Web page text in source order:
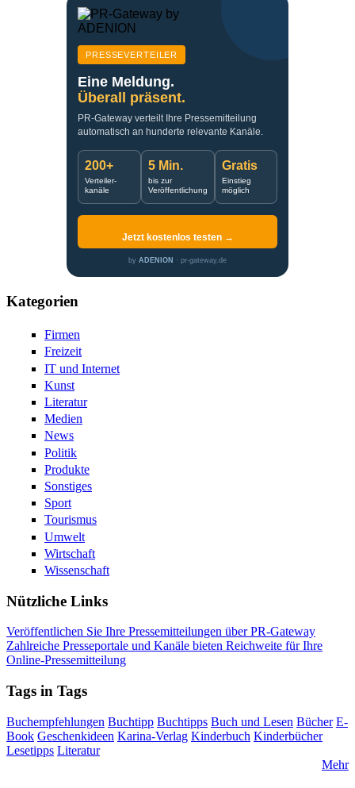
PRESSEVERTEILER
Eine Meldung.
Überall präsent.
PR-Gateway verteilt Ihre Pressemitteilung
automatisch an hunderte relevante Kanäle.
200+
Verteiler-
kanäle
5 Min.
bis zur
Veröffentlichung
Gratis
Einstieg
möglich
Jetzt kostenlos testen →
by ADENION · pr-gateway.de
Kategorien
Firmen
Freizeit
IT und Internet
Kunst
Literatur
Medien
News
Politik
Produkte
Sonstiges
Sport
Tourismus
Umwelt
Wirtschaft
Wissenschaft
Nützliche Links
Veröffentlichen Sie Ihre Pressemitteilungen über PR-Gateway
Zahlreiche Presseportale und Kanäle bieten Reichweite für Ihre
Online-Pressemitteilung
Tags in Tags
Buchempfehlungen Buchtipp Buchtipps Buch und Lesen Bücher E-
Book Geschenkideen Karina-Verlag Kinderbuch Kinderbücher
Lesetipps Literatur
Mehr